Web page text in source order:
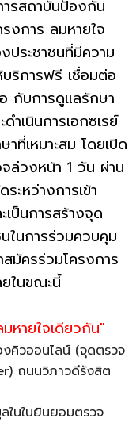
รสถาบันป้องกัน
งการ ลมหายใจ
ประชาชนที่มีความ
ริการฟรี เชื่อมต่อ
กับการดูแลรักษา
ำเนินการเอกซเรย์
ที่เหมาะสม โดยเปิด
ล่วงหน้า 1 วัน ผ่าน
ะหว่างการเข้า
ป็นการสร้างจุด
ในการร่วมควบคุม
สมัครร่วมโครงการ
ในขณะนี้
หายใจเดียวกัน"
คิวออนไลน์ (จุดตรวจ
ถนนวิภาวดีรังสิต
ในใบยินยอมตรวจ